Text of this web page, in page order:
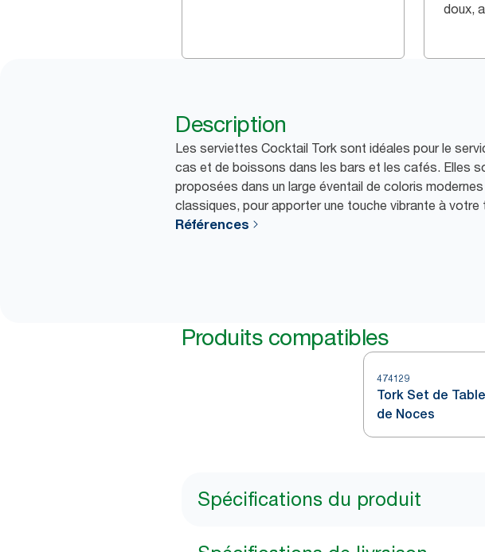
doux,
Description
Les serviettes Cocktail Tork sont idéales pour le
cas et de boissons dans les bars et les cafés. Elles
proposées dans un large éventail de coloris
classiques, pour apporter une touche vibrante à votre
Références
Produits compatibles
474129
Tork Set de
de Noces
Spécifications du produit